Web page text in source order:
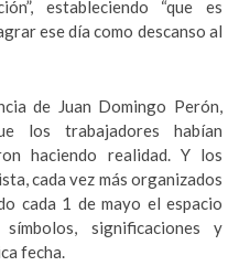
estableciendo “que es
ese día como descanso al
de Juan Domingo Perón,
los trabajadores habían
haciendo realidad. Y los
cada vez más organizados
cada 1 de mayo el espacio
significaciones y
fecha.